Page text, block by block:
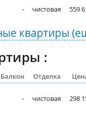
- чистовая 559
квартиры
:
Балкон Отделка
- чистовая 298